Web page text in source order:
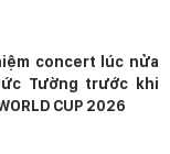
concert lúc nửa
Tường trước khi
CUP 2026